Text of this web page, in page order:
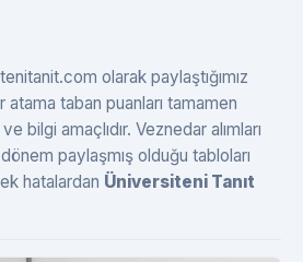
olarak paylaştığımız
atama taban puanları tamamen
bilgi amaçlıdır. Veznedar alımları
paylaşmış olduğu tabloları
hatalardan Üniversiteni Tanıt